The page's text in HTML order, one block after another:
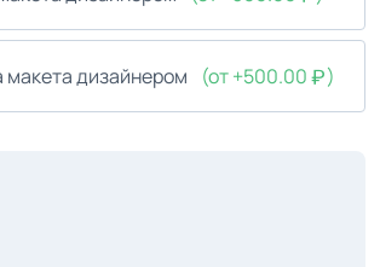
макета дизайнером (от +500.00 )